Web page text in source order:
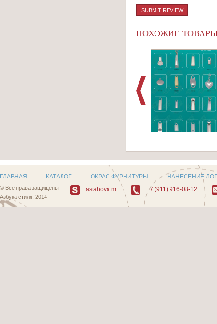
ПОХОЖИЕ
ГЛАВНАЯ КАТАЛОГ ОКРАС ФУРНИТУРЫ НАНЕСЕНИЕ
© Все права защищены
Азбука стиля, 2014
astahova.m +7 (911) 916-08-12